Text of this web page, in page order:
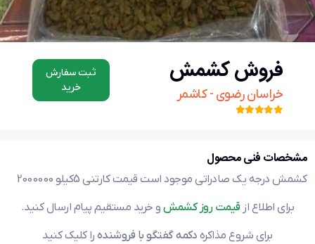
فروش کشمش
خراسان رضوی - کاشمر
ثبت سفارش
خرید
مشخصات فنی محصول
کشمش درجه یک صادراتی موجود است قیمت کارتنی 5کیلو 2000000
برای اطلاع ازقیمت روز کشمشو خرید مستقیم پیام ارسال کنید.
برای شروع مذاکره دکمه گفتگو با فروشنده را کلیک کنید